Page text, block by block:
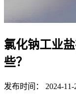
氯化钠工业
些？
发布时间： 2024-